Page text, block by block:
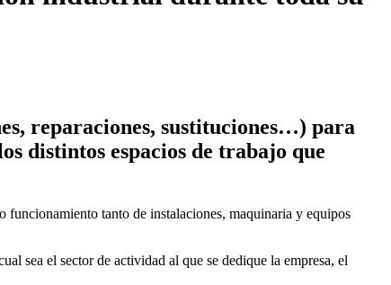
reparaciones, sustituciones…) para
distintos espacios de trabajo que
tanto de instalaciones, maquinaria y equipos
sea el sector de actividad al que se dedique la empresa, el